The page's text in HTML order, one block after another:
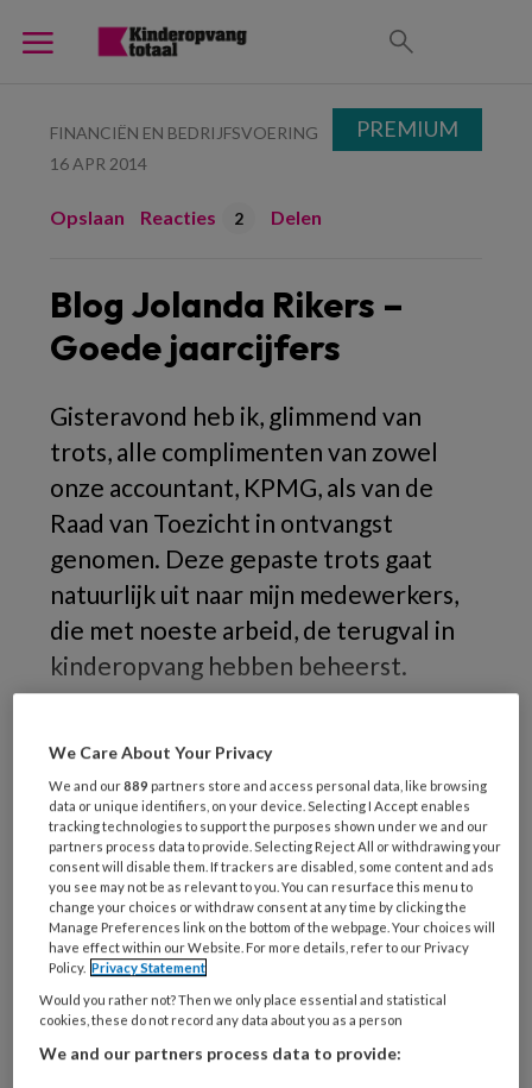
FINANCIËN EN BEDRIJFSVOERING
16 APR 2014
Opslaan Reacties 2 Delen
Blog Jolanda Rikers –
Goede jaarcijfers
Gisteravond heb ik, glimmend van
trots, alle complimenten van zowel
onze accountant, KPMG, als van de
Raad van Toezicht in ontvangst
genomen. Deze gepaste trots gaat
natuurlijk uit naar mijn medewerkers,
die met noeste arbeid, de terugval in
kinderopvang hebben beheerst.
REGISTREREN
Wil je dit artikel lezen?
Maak gratis een account aan en lees 2
artikelen gratis per maand
Al een account of abonnement?Log dan in
PREMIUM
We Care About Your Privacy
We and our889 partners store and access personal data, like browsing
data or unique identifiers, on your device. Selecting I Accept enables
tracking technologies to support the purposes shown under we and our
partners process data to provide. Selecting Reject All or withdrawing your
consent will disable them. If trackers are disabled, some content and ads
you see may not be as relevant to you. You can resurface this menu to
change your choices or withdraw consent at any time by clicking the
Manage Preferences link on the bottom of the webpage. Your choices will
have effect within our Website. For more details, refer to our Privacy
Policy. Privacy Statement
Would you rather not? Then we only place essential and statistical
cookies, these do not record any data about you as a person
We and our partners process data to provide: